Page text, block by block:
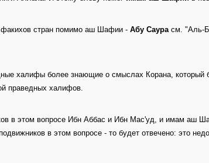
факихов стран помимо аш Шафии - Абу Саура см. "Аль-
халифы более знающие о смыслах Корана, который
праведных халифов.
в этом вопросе Ибн Аббас и Ибн Мас'уд, и имам аш
в этом вопросе - то будет отвечено: это